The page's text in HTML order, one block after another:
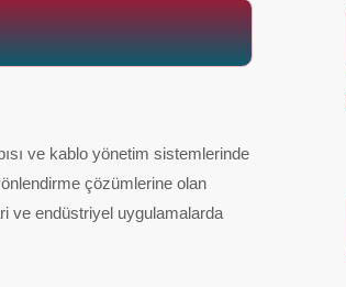
ve kablo yönetim sistemlerinde
çözümlerine olan
ve endüstriyel uygulamalarda